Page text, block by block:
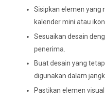
Sisipkan elemen yang
kalender mini atau
Sesuaikan desain
penerima.
Buat desain yang
digunakan dalam
Pastikan elemen